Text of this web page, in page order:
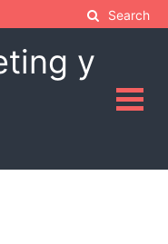
Search
y